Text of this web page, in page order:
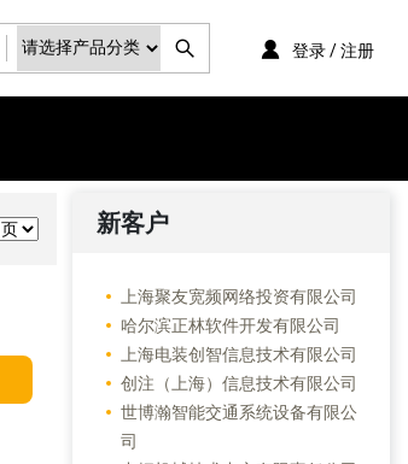
登录 / 注册
新客户
上海聚友宽频网络投资有限公司
哈尔滨正林软件开发有限公司
上海电装创智信息技术有限公司
创注（上海）信息技术有限公司
世博瀚智能交通系统设备有限公
司